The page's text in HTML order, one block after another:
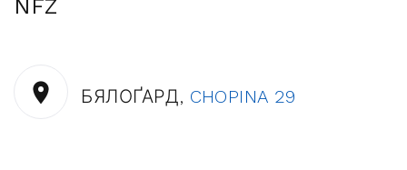
NFZ
БЯЛОҐАРД, CHOPINA 29